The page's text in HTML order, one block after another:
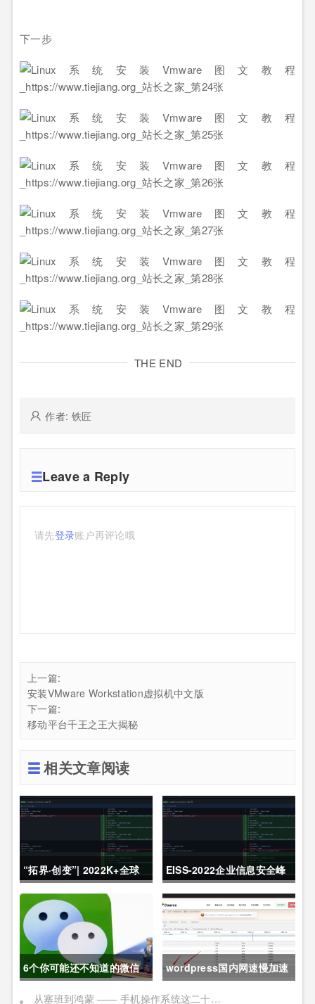
下一步
THE END
作者: 铁匠
Leave a Reply
请先登录账户再评论哦
上一篇:
安装VMware Workstation虚拟机中文版
下一篇:
移动平台千王之王大揭秘
相关文章阅读
“拓界·创变”| 2022K+全球
软件研发行业创新峰会上海
站敬请期待！
EISS-2022企业信息安全峰
会之深圳站 10月28日成功
举办
6个你可能还不知道的微信
冷知识，每一个都令人相见
wordpress国内网速慢加速
及防DDOS攻击快速CF切换
从塞班到鸿蒙 —— 手机操作系统这二十年历程